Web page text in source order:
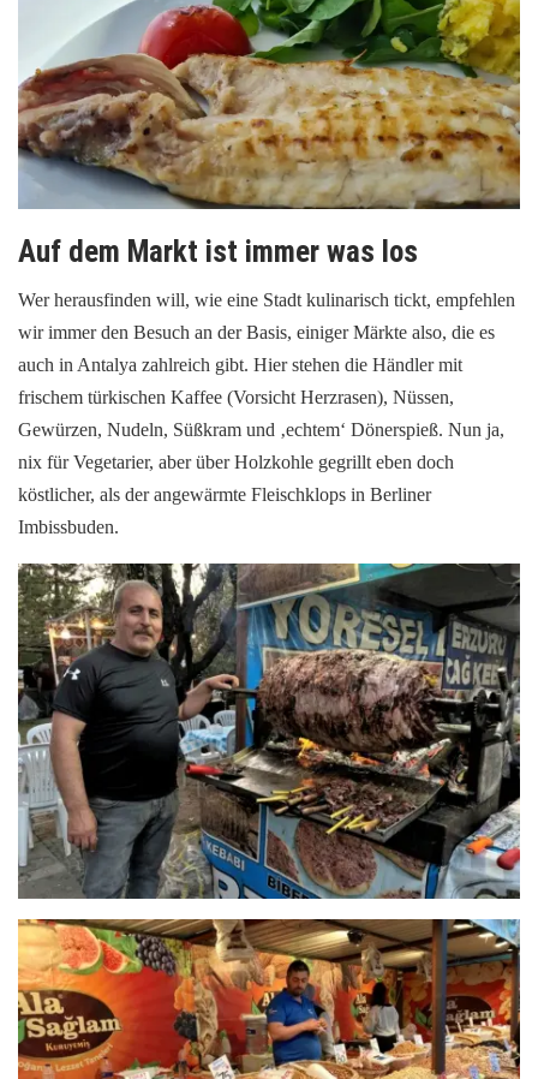
Auf dem Markt ist immer was los
Wer herausfinden will, wie eine Stadt kulinarisch tickt, empfehlen
wir immer den Besuch an der Basis, einiger Märkte also, die es
auch in Antalya zahlreich gibt. Hier stehen die Händler mit
frischem türkischen Kaffee (Vorsicht Herzrasen), Nüssen,
Gewürzen, Nudeln, Süßkram und ‚echtem‘ Dönerspieß. Nun ja,
nix für Vegetarier, aber über Holzkohle gegrillt eben doch
köstlicher, als der angewärmte Fleischklops in Berliner
Imbissbuden.